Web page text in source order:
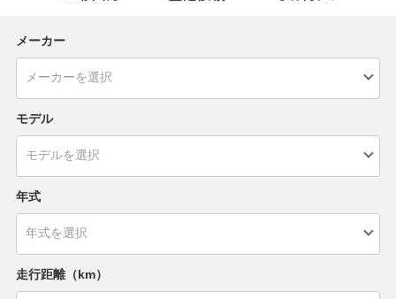
メーカー
モデル
年式
走行距離（km）